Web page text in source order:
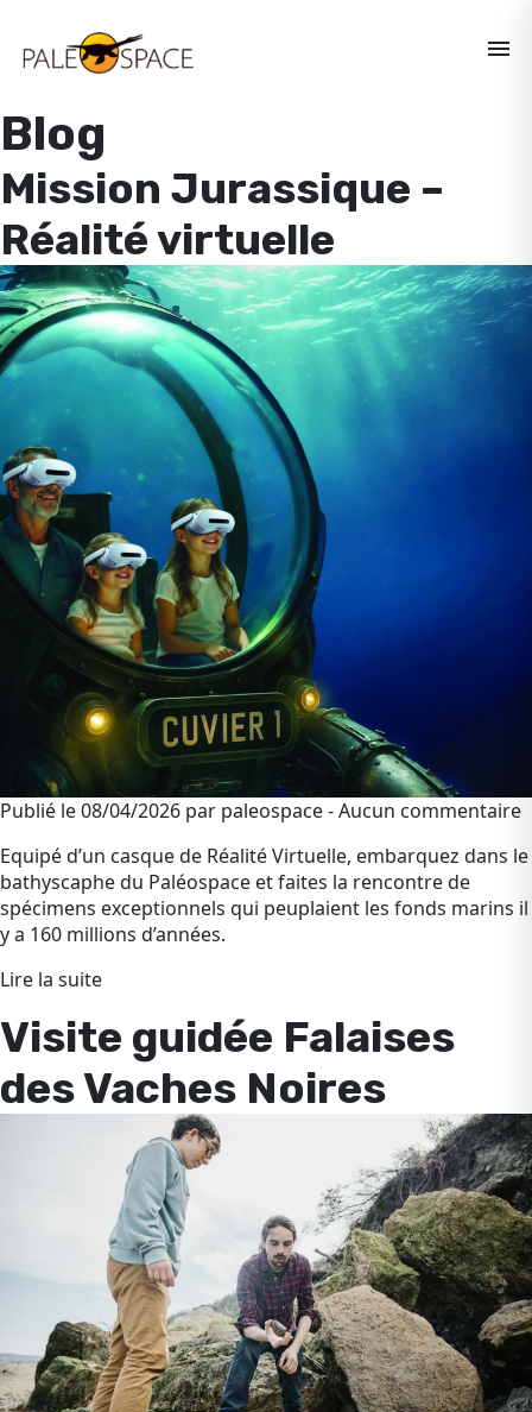
menu
Blog
Mission Jurassique –
Réalité virtuelle
Publié le 08/04/2026 par paleospace - Aucun commentaire
Equipé d’un casque de Réalité Virtuelle, embarquez dans le
bathyscaphe du Paléospace et faites la rencontre de
spécimens exceptionnels qui peuplaient les fonds marins il
y a 160 millions d’années.
Lire la suite
Visite guidée Falaises
des Vaches Noires